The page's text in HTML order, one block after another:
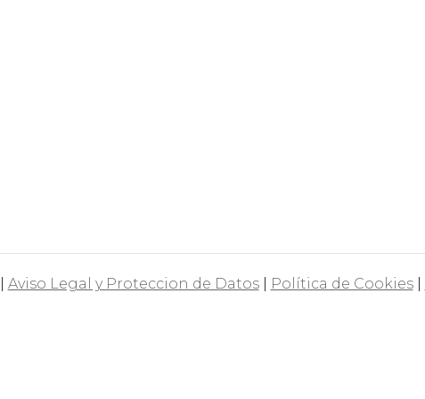
Aviso Legal y Proteccion de Datos| Política de Cookies|